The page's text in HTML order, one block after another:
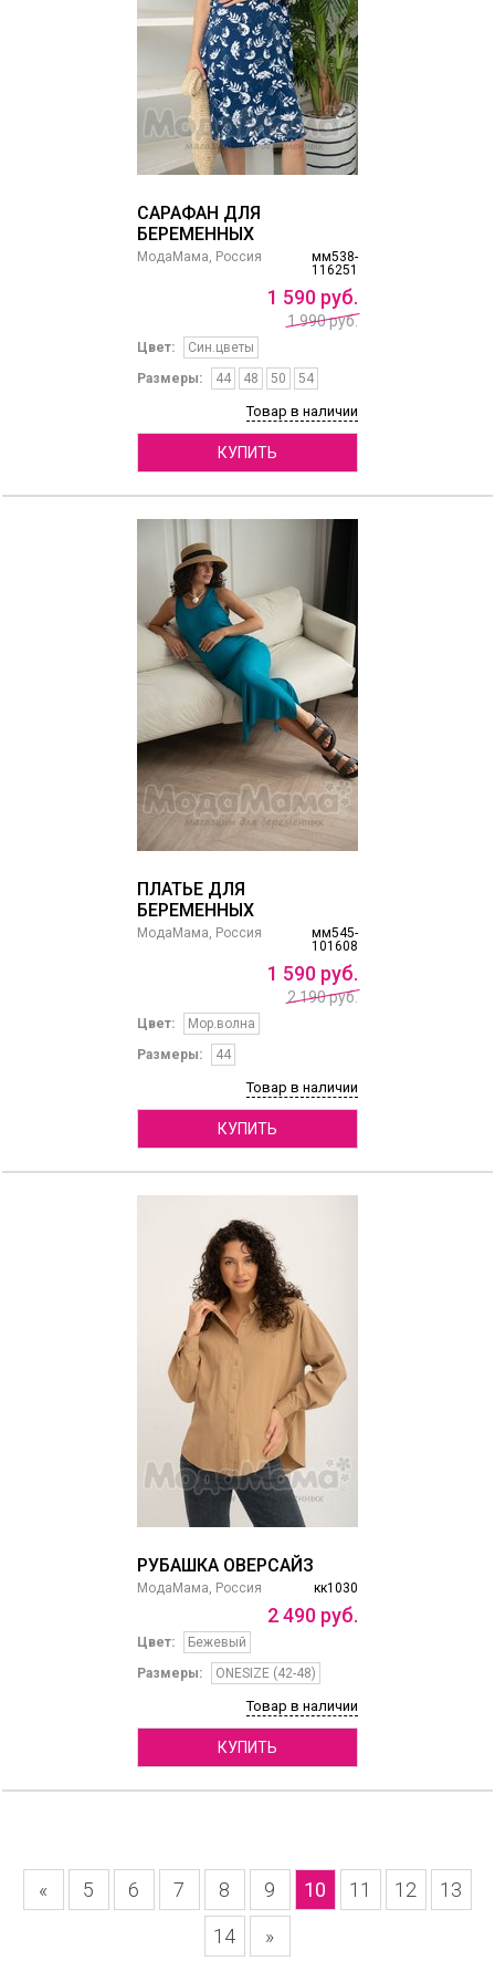
САРАФАН ДЛЯ
БЕРЕМЕННЫХ
мм538-
116251
МодаМама, Россия
1 590 руб.
1 990 руб.
Цвет:
Син.цветы
Размеры:
44 48 50 54
Товар в наличии
КУПИТЬ
ПЛАТЬЕ ДЛЯ
БЕРЕМЕННЫХ
мм545-
101608
МодаМама, Россия
1 590 руб.
2 190 руб.
Цвет:
Мор.волна
Размеры:
44
Товар в наличии
КУПИТЬ
РУБАШКА ОВЕРСАЙЗ
кк1030
МодаМама, Россия
2490 руб.
Цвет:
Бежевый
Размеры:
ONESIZE (42-48)
Товар в наличии
КУПИТЬ
« 5 6 7 8 9 10 11 12
13
14
»